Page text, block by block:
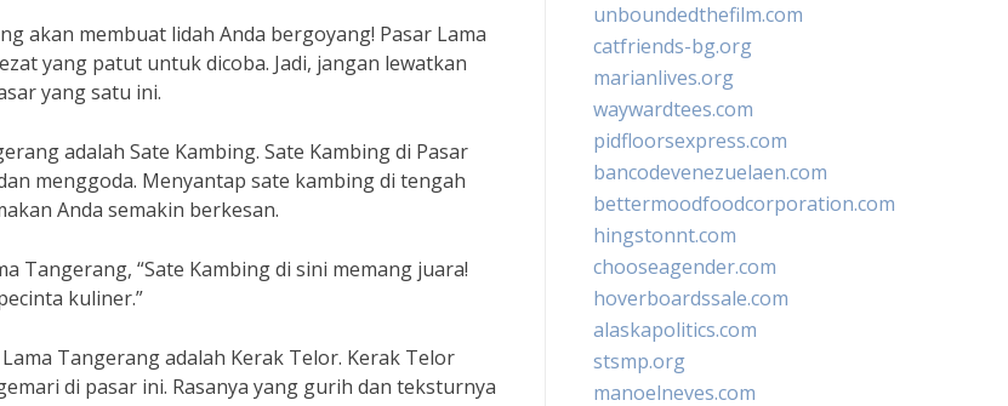
akan membuat lidah Anda bergoyang! Pasar Lama
yang patut untuk dicoba. Jadi, jangan lewatkan
yang satu ini.
adalah Sate Kambing. Sate Kambing di Pasar
menggoda. Menyantap sate kambing di tengah
Anda semakin berkesan.
Tangerang, “Sate Kambing di sini memang juara!
kuliner.”
Tangerang adalah Kerak Telor. Kerak Telor
di pasar ini. Rasanya yang gurih dan teksturnya
unboundedthefilm.com
catfriends-bg.org
marianlives.org
waywardtees.com
pidfloorsexpress.com
bancodevenezuelaen.com
bettermoodfoodcorporation.com
hingstonnt.com
chooseagender.com
hoverboardssale.com
alaskapolitics.com
stsmp.org
manoelneves.com